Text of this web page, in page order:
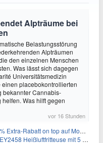
Alpträume bei
Belastungsstörung
Alpträumen
den einzelnen Menschen
Was lässt sich dagegen
Universitätsmedizin
einen placebokontrollierten
bekannter Cannabis-
Was hilft gegen
vor 16 Stunden
on top auf Mode- und Sport-Artikel
Heißluftfritteuse mit 5 Litern für 64,99€